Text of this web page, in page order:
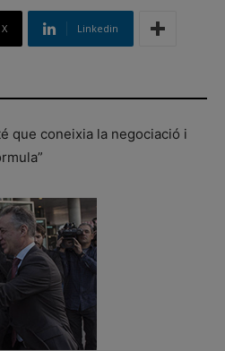
X Linkedin
que coneixia la negociació i